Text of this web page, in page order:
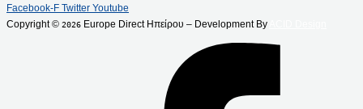
Facebook-F Twitter Youtube
Copyright © 2026 Europe Direct Ηπείρου – Development By